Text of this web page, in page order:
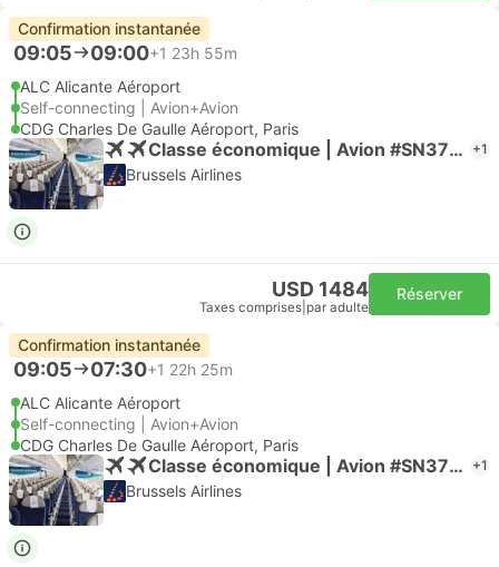
Confirmation instantanée
09:05 09:00+1 23h 55m
ALC Alicante Aéroport
Self-connecting | Avion+Avion
CDG Charles De Gaulle Aéroport, Paris
Classe économique | Avion #SN3772 +1
Brussels Airlines
USD 1484
Taxes comprises par adulte
Réserver
Confirmation instantanée
09:05 07:30+1 22h 25m
ALC Alicante Aéroport
Self-connecting | Avion+Avion
CDG Charles De Gaulle Aéroport, Paris
Classe économique | Avion #SN3772 +1
Brussels Airlines